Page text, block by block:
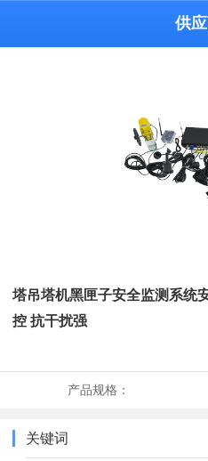
供
塔吊塔机黑匣子安全监测系统
控 抗干扰强
产品规格：
关键词